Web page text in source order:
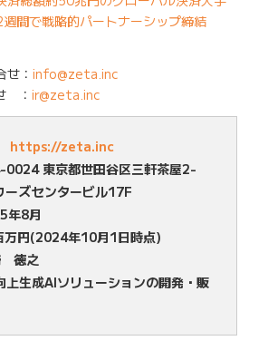
間で戦略的パートナーシップ締結
： info@zeta.inc
： ir@zeta.inc
https://zeta.inc
東京都世田谷区三軒茶屋2-
ズセンタービル17F
8月
円(2024年10月1日時点)
徳之
上生成AIソリューションの開発・販